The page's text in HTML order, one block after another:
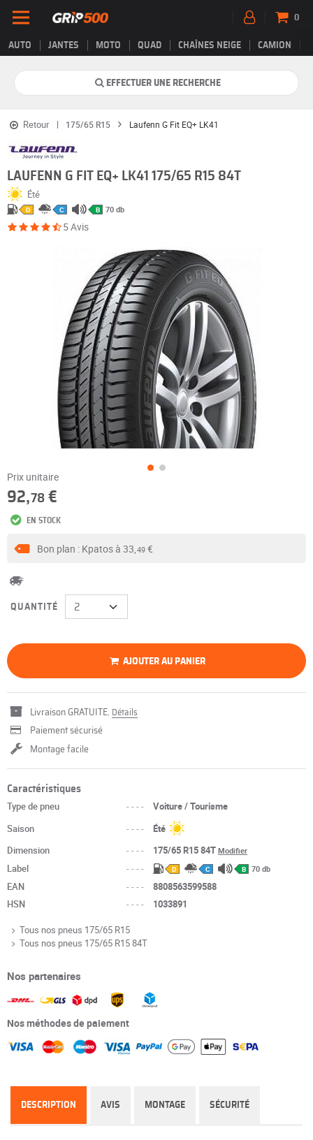
AUTO JANTES MOTO QUAD CHAÎNES NEIGE CAMION
0
EFFECTUER UNE RECHERCHE
Retour 175/65 R15 Laufenn G Fit EQ+ LK41
LAUFENN G FIT EQ+ LK41 175/65 R15 84T
Été
D C B 70 db
5 Avis
Prix unitaire
92,78 €
EN STOCK
Bon plan : Kpatos à 33,49€
QUANTITÉ
AJOUTER AU PANIER
Livraison GRATUITE. Détails
Paiement sécurisé
Montage facile
Caractéristiques
Type de pneu ----
Voiture / Tourisme
Saison
----
Été
Dimension
---- 175/65 R15 84TModifier
Label ---- D C B 70 db
EAN ----
8808563599588
HSN
---- 1033891
Tous nos pneus 175/65 R15
Tous nos pneus 175/65 R15 84T
Nos partenaires
Nos méthodes de paiement
DESCRIPTION AVIS MONTAGE SÉCURITÉ